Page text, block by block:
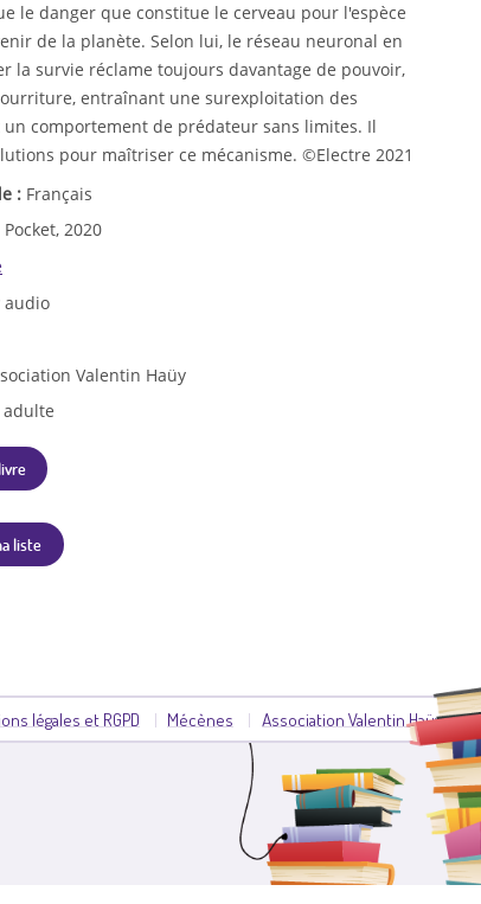
le danger que constitue le cerveau pour l'espèce
de la planète. Selon lui, le réseau neuronal en
la survie réclame toujours davantage de pouvoir,
entraînant une surexploitation des
un comportement de prédateur sans limites. Il
pour maîtriser ce mécanisme. ©Electre 2021
: Français
2020
audio
Valentin Haüy
adulte
liste
légales et RGPD Mécènes Association Valentin Haüy